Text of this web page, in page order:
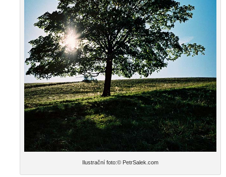
Ilustrační foto:© PetrSalek.com